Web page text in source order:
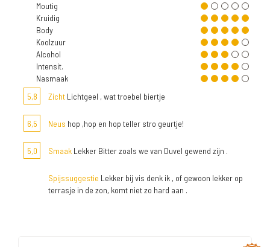
Moutig
Kruidig
Body
Koolzuur
Alcohol
Intensit.
Nasmaak
5,8
Zicht Lichtgeel , wat troebel biertje
6,5 Neus hop ,hop en hop teller stro geurtje!
5,0 Smaak Lekker Bitter zoals we van Duvel gewend zijn .
Spijssuggestie Lekker bij vis denk ik , of gewoon lekker op
terrasje in de zon, komt niet zo hard aan .